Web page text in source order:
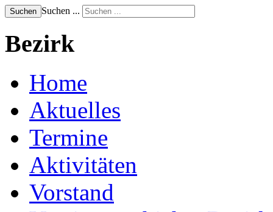
Suchen Suchen ...
Bezirk
Home
Aktuelles
Termine
Aktivitäten
Vorstand